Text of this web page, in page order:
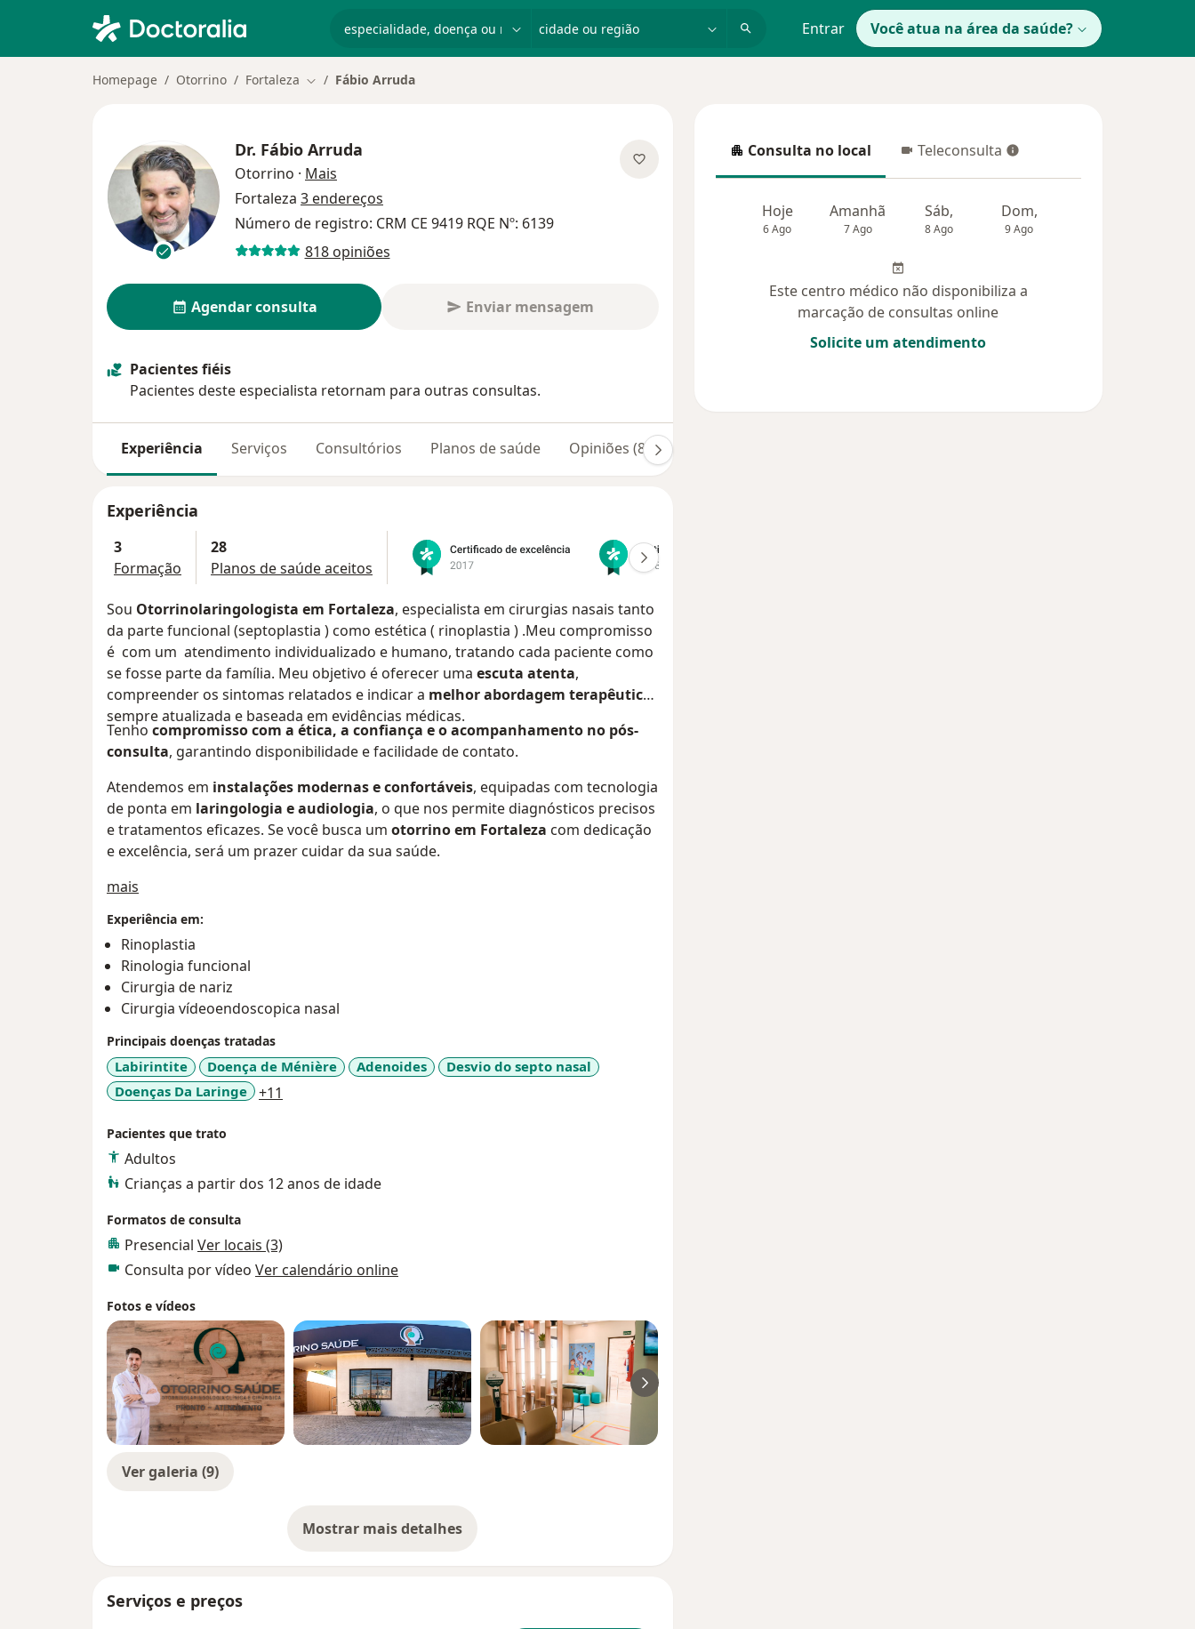
Entrar Você atua na área da saúde?
Homepage Otorrino Fortaleza Mudar de cidade
Fábio Arruda
Dr. Fábio Arruda
Otorrino · Mais
Fortaleza 3 endereços
Número de registro: CRM CE 9419 RQE Nº: 6139
818 opiniões
Agendar consulta Enviar mensagem
Pacientes fiéis
Pacientes deste especialista retornam para outras consultas.
Experiência Serviços Consultórios Planos de saúde Opiniões (818)
Experiência
3
Formação
28
Planos de saúde aceitos
Sou Otorrinolaringologista em Fortaleza, especialista em cirurgias nasais tanto
da parte funcional (septoplastia ) como estética ( rinoplastia ) .Meu compromisso
é com um atendimento individualizado e humano, tratando cada paciente como
se fosse parte da família. Meu objetivo é oferecer uma escuta atenta,
compreender os sintomas relatados e indicar a melhor abordagem terapêutica,
sempre atualizada e baseada em evidências médicas.
Tenho compromisso com a ética, a confiança e o acompanhamento no pós-
consulta, garantindo disponibilidade e facilidade de contato.
Atendemos em instalações modernas e confortáveis, equipadas com tecnologia
de ponta em laringologia e audiologia, o que nos permite diagnósticos precisos
e tratamentos eficazes. Se você busca um otorrino em Fortaleza com dedicação
e excelência, será um prazer cuidar da sua saúde.
mais
Experiência em:
Rinoplastia
Rinologia funcional
Cirurgia de nariz
Cirurgia vídeoendoscopica nasal
Principais doenças tratadas
Labirintite Doença de Ménière Adenoides
Desvio do septo nasal
Doenças Da Laringe
+11
Pacientes que trato
Adultos
Crianças a partir dos 12 anos de idade
Formatos de consulta
Presencial Ver locais (3)
Consulta por vídeo Ver calendário online
Fotos e vídeos
Ver galeria (9)
Mostrar mais detalhes
sobre a experiência
Serviços e preços
Consulta no local
Consulta no local Teleconsulta
Teleconsulta
Hoje
6 Ago
Amanhã
7 Ago
Sáb,
8 Ago
Dom,
9 Ago
Este centro médico não disponibiliza a
marcação de consultas online
Solicite um atendimento